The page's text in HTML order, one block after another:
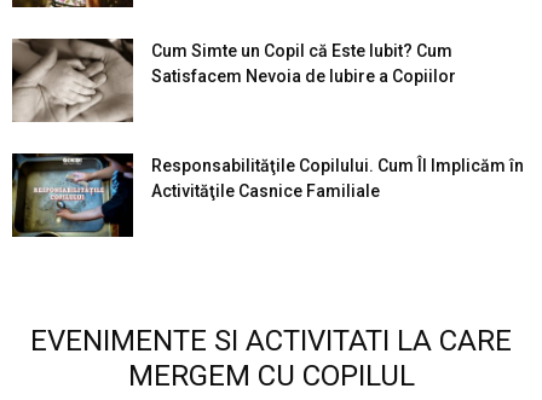
Cum Simte un Copil că Este Iubit? Cum
Satisfacem Nevoia de Iubire a Copiilor
Responsabilităţile Copilului. Cum Îl Implicăm în
Activităţile Casnice Familiale
EVENIMENTE SI ACTIVITATI LA CARE
MERGEM CU COPILUL